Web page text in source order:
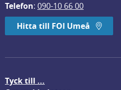
Telefon: 090-10 66 00
Hitta till FOI Umeå
Tyck till ...